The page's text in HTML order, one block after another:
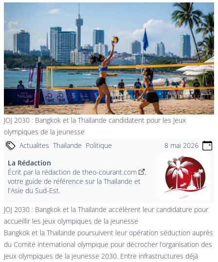
JOJ 2030 : Bangkok et la Thaïlande candidatent pour les Jeux
olympiques de la jeunesse
Actualites Thailande Politique
8 mai 2026
La Rédaction
Écrit par la rédaction de theo-courant.com
,
votre guide de référence sur la Thaïlande et
l'Asie du Sud-Est.
JOJ 2030 : Bangkok et la Thaïlande accélèrent leur candidature pour
accueillir les Jeux olympiques de la jeunesse
Bangkok et la Thaïlande poursuivent leur opération séduction auprès
du Comité international olympique pour décrocher l’organisation des
Jeux olympiques de la jeunesse 2030. Entre infrastructures déjà